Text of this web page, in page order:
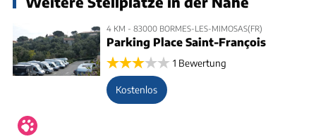
4 KM - 83000 BORMES-LES-MIMOSAS(FR)
Parking Place Saint-François
1 Bewertung
Kostenlos